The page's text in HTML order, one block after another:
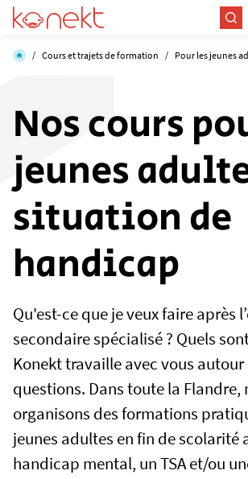
/ Cours et trajets de formation / Pour les jeunes
Nos cours
jeunes
situation de
handicap
Qu'est-ce que je veux faire après
secondaire spécialisé ? Quels
Konekt travaille avec vous autour
questions. Dans toute la Flandre,
organisons des formations
jeunes adultes en fin de scolarité
handicap mental, un TSA et/ou